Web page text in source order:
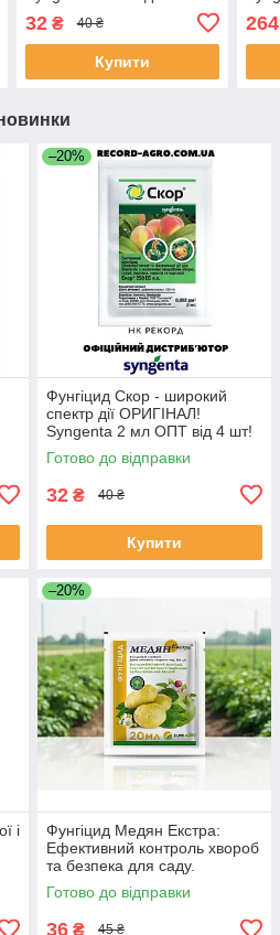
32₴ 40 ₴
Купити
264
–20%
Фунгіцид Скор - широкий
спектр дії ОРИГІНАЛ!
Syngenta 2 мл ОПТ від 4 шт!
Готово до відправки
32 ₴ 40 ₴
Купити
і
–20%
Фунгіцид Медян Екстра:
Ефективний контроль хвороб
та безпека для саду.
Японська якість (20 мл)
Готово до відправки
36 ₴ 45 ₴